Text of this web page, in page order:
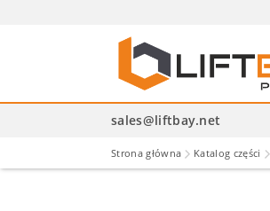
sales@liftbay.net
Strona główna Katalog części